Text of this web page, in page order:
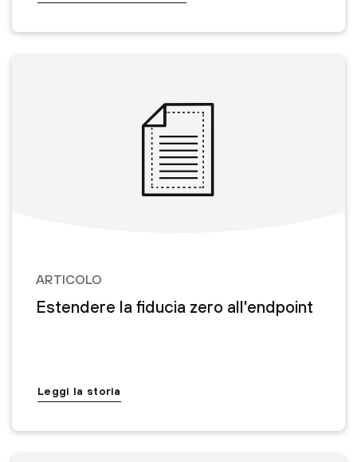
ARTICOLO
Estendere la fiducia zero all'endpoint
Leggi la storia